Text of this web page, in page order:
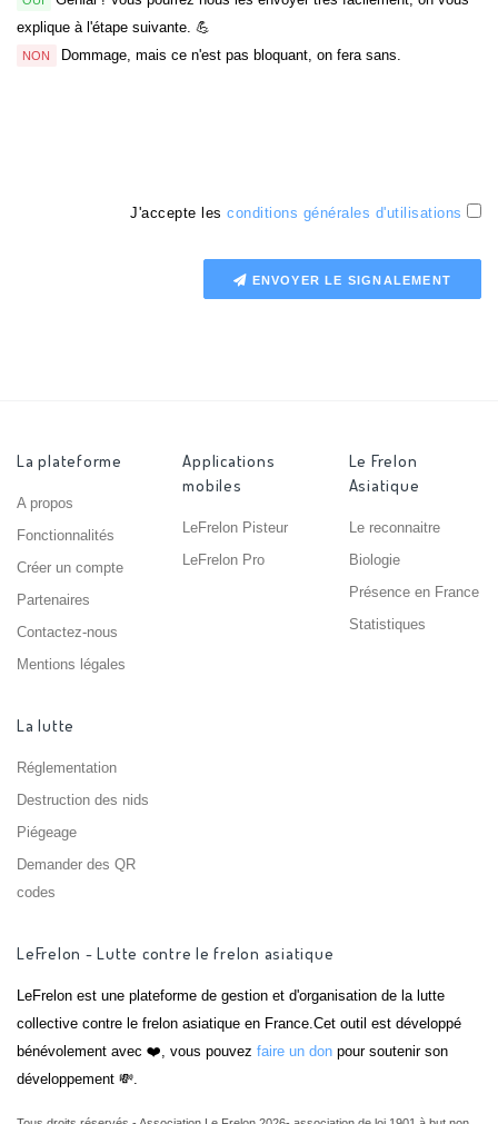
explique à l'étape suivante. 💪
NON Dommage, mais ce n'est pas bloquant, on fera sans.
J'accepte les conditions générales d'utilisations
ENVOYER LE SIGNALEMENT
La plateforme
A propos
Fonctionnalités
Créer un compte
Partenaires
Contactez-nous
Mentions légales
Applications
mobiles
LeFrelon Pisteur
LeFrelon Pro
Le Frelon
Asiatique
Le reconnaitre
Biologie
Présence en France
Statistiques
La lutte
Réglementation
Destruction des nids
Piégeage
Demander des QR
codes
LeFrelon - Lutte contre le frelon asiatique
LeFrelon est une plateforme de gestion et d'organisation de la lutte
collective contre le frelon asiatique en France.Cet outil est développé
bénévolement avec ❤️, vous pouvez faire un don pour soutenir son
développement 💸.